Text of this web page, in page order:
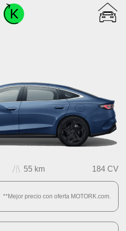
55 km 184 CV
**Mejor precio con oferta MOTORK.com.